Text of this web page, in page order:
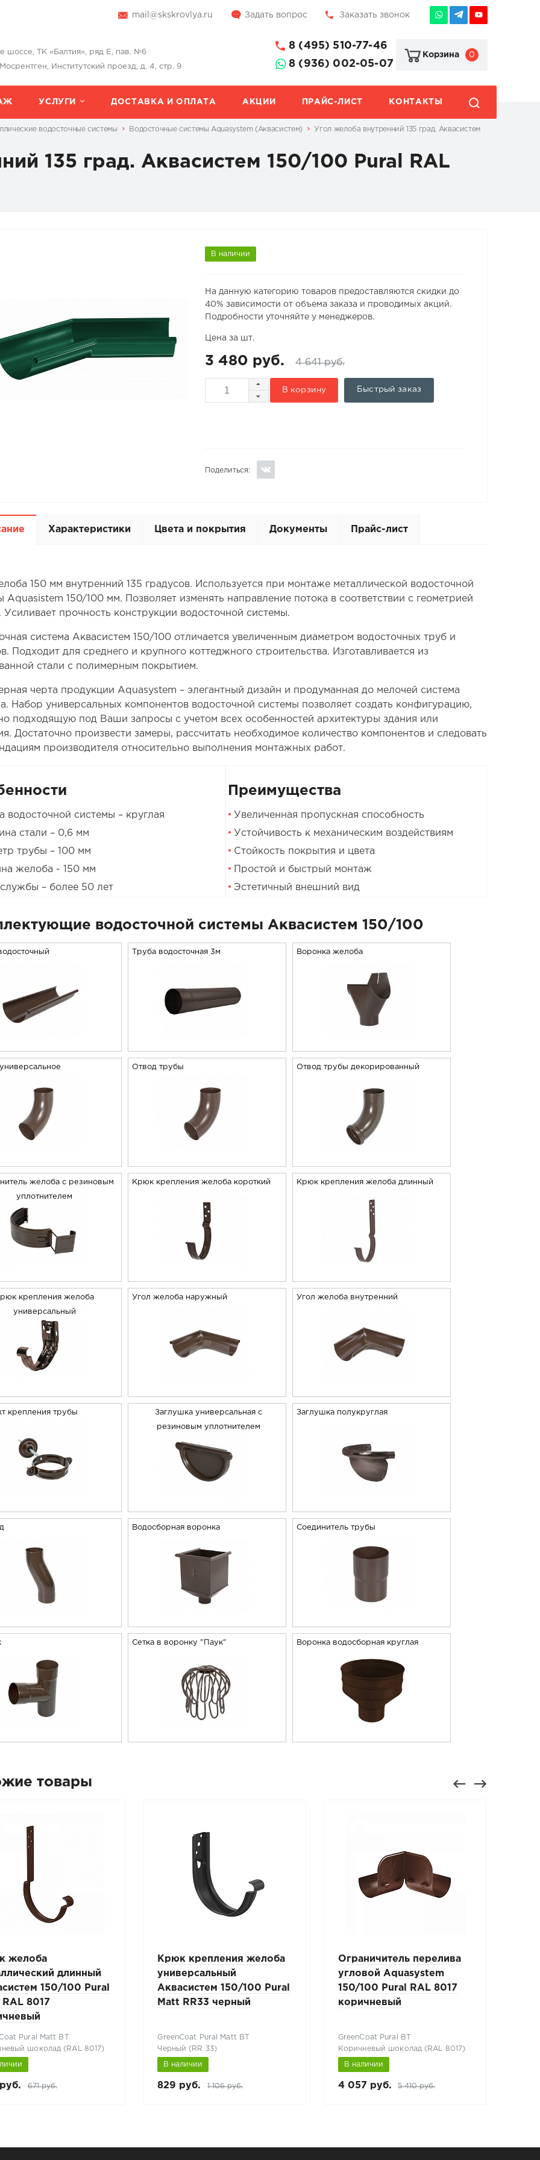
mail@skskrovlya.ru Задать вопрос Заказать звонок
шоссе, ТК «Балтия», ряд Е, пав. №6
Институтский проезд, д. 4, стр. 9
8 (495) 510-77-46
8 (936) 002-05-07
Корзина 0
УСЛУГИ ДОСТАВКА И ОПЛАТА АКЦИИ ПРАЙС-ЛИСТ КОНТАКТЫ
водосточные системы Водосточные системы Aquasystem (Аквасистем)
Угол желоба внутренний 135 град. Аквасистем
135 град. Аквасистем 150/100 Pural RAL
В наличии
На данную категорию товаров предоставляются скидки до
40% зависимости от объема заказа и проводимых акций.
Подробности уточняйте у менеджеров.
Цена за шт.
3 480 руб. 4 641 руб.
В корзину Быстрый заказ
Поделиться:
Характеристики Цвета и покрытия Документы Прайс-лист
150 мм внутренний 135 градусов. Используется при монтаже металлической водосточной
Aquasistem 150/100 мм. Позволяет изменять направление потока в соответствии с геометрией
Усиливает прочность конструкции водосточной системы.
система Аквасистем 150/100 отличается увеличенным диаметром водосточных труб и
Подходит для среднего и крупного коттеджного строительства. Изготавливается из
стали с полимерным покрытием.
черта продукции Aquasystem – элегантный дизайн и продуманная до мелочей система
Набор универсальных компонентов водосточной системы позволяет создать конфигурацию,
подходящую под Ваши запросы с учетом всех особенностей архитектуры здания или
Достаточно произвести замеры, рассчитать необходимое количество компонентов и следовать
производителя относительно выполнения монтажных работ.
водосточной системы – круглая
стали – 0,6 мм
трубы – 100 мм
желоба - 150 мм
– более 50 лет
Преимущества
Увеличенная пропускная способность
Устойчивость к механическим воздействиям
Стойкость покрытия и цвета
Простой и быстрый монтаж
Эстетичный внешний вид
водосточной системы Аквасистем 150/100
Труба водосточная 3м Воронка желоба
Отвод трубы Отвод трубы декорированный
желоба с резиновым
уплотнителем
Крюк крепления желоба короткий Крюк крепления желоба длинный
крепления желоба
универсальный
Угол желоба наружный Угол желоба внутренний
крепления трубы Заглушка универсальная с
резиновым уплотнителем
Заглушка полукруглая
Водосборная воронка Соединитель трубы
Сетка в воронку "Паук" Воронка водосборная круглая
товары
желоба
длинный
150/100 Pural
RAL 8017
Pural Matt BT
шоколад (RAL 8017)
671 руб.
Крюк крепления желоба
универсальный
Аквасистем 150/100 Pural
Matt RR33 черный
GreenCoat Pural Matt BT
Черный (RR 33)
В наличии
829 руб. 1 106 руб.
Ограничитель перелива
угловой Aquasystem
150/100 Pural RAL 8017
коричневый
GreenCoat Pural BT
Коричневый шоколад (RAL 8017)
В наличии
4 057 руб. 5 410 руб.